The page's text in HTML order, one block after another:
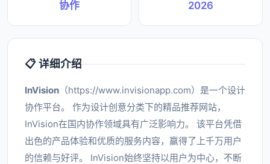
协作 2026
📋 详细介绍
InVision （https://www.invisionapp.com）是一个设计
协作平台。 作为设计创意分类下的精品推荐网站，
InVision在国内协作领域具有广泛影响力。 该平台凭借
出色的产品体验和优质的服务内容，赢得了上千万用户
的信赖与好评。 InVision始终坚持以用户为中心，不断